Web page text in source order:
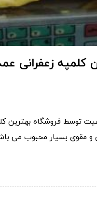
کلمپه زعفرانی
توسط فروشگاه
و مقوی بسیار محبوب می